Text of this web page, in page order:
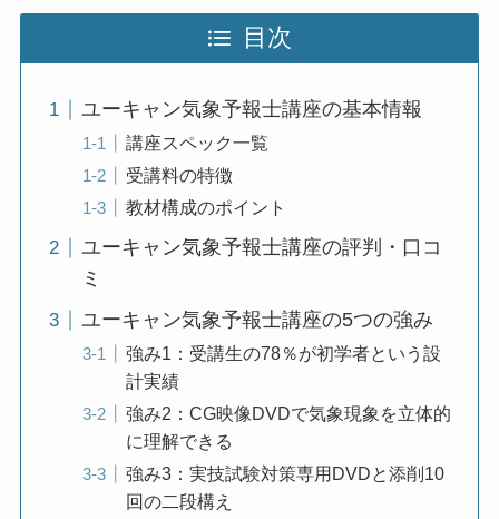
目次
ユーキャン気象予報士講座の基本情報
講座スペック一覧
受講料の特徴
教材構成のポイント
ユーキャン気象予報士講座の評判・口コ
ミ
ユーキャン気象予報士講座の5つの強み
強み1：受講生の78％が初学者という設
計実績
強み2：CG映像DVDで気象現象を立体的
に理解できる
強み3：実技試験対策専用DVDと添削10
回の二段構え